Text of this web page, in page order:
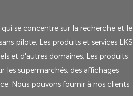
se concentre sur la recherche et le
pilote. Les produits et services LKS
et d'autres domaines. Les produits
les supermarchés, des affichages
Nous pouvons fournir à nos clients